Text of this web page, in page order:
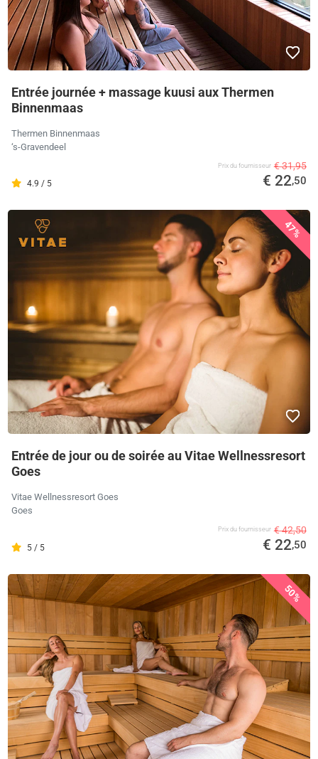
Entrée journée + massage kuusi aux Thermen
Binnenmaas
Thermen Binnenmaas
‘s-Gravendeel
4.9 / 5
Prix ​​du fournisseur € 31,95
€ 22,50
47%
Entrée de jour ou de soirée au Vitae Wellnessresort
Goes
Vitae Wellnessresort Goes
Goes
5 / 5
Prix ​​du fournisseur € 42,50
€ 22,50
50%